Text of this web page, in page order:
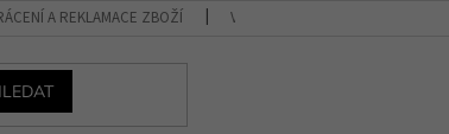
A REKLAMACE ZBOŽÍ VŠEOBECNÉ OBCHODNÍ PODMÍNKY